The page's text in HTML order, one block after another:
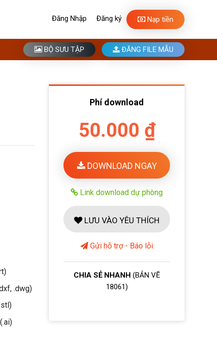
Đăng Nhập Đăng ký Nạp tiền
BỘ SƯU TẬP ĐĂNG FILE MẪU
.dwg)
Phí download
50.000 ₫
DOWNLOAD NGAY
Link download dự phòng
LƯU VÀO YÊU THÍCH
Gửi hỗ trợ - Báo lỗi
CHIA SẺ NHANH (BẢN VẼ
18061)